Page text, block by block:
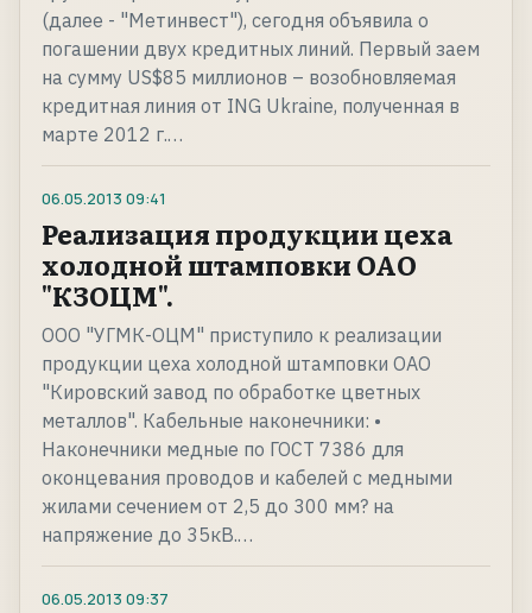
(далее - "Метинвест"), сегодня объявила о
погашении двух кредитных линий. Первый заем
на сумму US$85 миллионов – возобновляемая
кредитная линия от ING Ukraine, полученная в
марте 2012 г.…
06.05.2013 09:41
Реализация продукции цеха
холодной штамповки ОАО
"КЗОЦМ".
ООО "УГМК-ОЦМ" приступило к реализации
продукции цеха холодной штамповки ОАО
"Кировский завод по обработке цветных
металлов". Кабельные наконечники: •
Наконечники медные по ГОСТ 7386 для
оконцевания проводов и кабелей с медными
жилами сечением от 2,5 до 300 мм? на
напряжение до 35кВ.…
06.05.2013 09:37